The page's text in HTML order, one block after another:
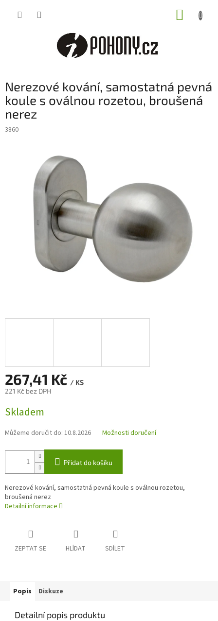
Nerezové kování, samostatná pevná
koule s oválnou rozetou, broušená
nerez
3860
267,41 Kč / KS
221 Kč bez DPH
cena:
Skladem
Můžeme doručit do: 10.8.2026 Možnosti doručení
Přidat do košíku
Nerezové kování, samostatná pevná koule s oválnou rozetou,
broušená nerez
Detailní informace
ZEPTAT SE HLÍDAT SDÍLET
Popis Diskuze
Detailní popis produktu